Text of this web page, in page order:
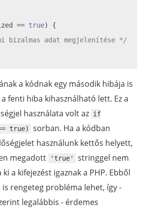
== true) {
bizalmas adat megjelenítése */
a kódnak egy második hibája is
fenti hiba kihasználható lett. Ez a
használata volt az if
true)
sorban. Ha a kódban
használunk kettős helyett,
megadott 'true'
stringgel nem
a kifejezést igaznak a PHP. Ebből
rengeteg probléma lehet, így -
legalábbis - érdemes